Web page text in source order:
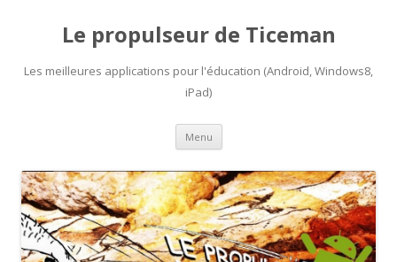
Le propulseur de Ticeman
Les meilleures applications pour l'éducation (Android, Windows8,
iPad)
Menu Aller
contenu